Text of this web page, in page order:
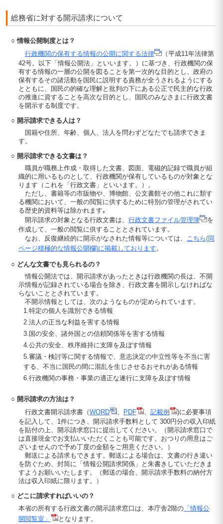
総務省に対する開示請求について
○ 情報公開制度とは？
行政機関の保有する情報の公開に関する法律
（平成11年法律第
42号。以下「情報公開法」といいます。）に基づき、行政機関の保
有する情報の一層の公開を図ることを第一次的な目的とし、政府の
保有するその諸活動を国民に説明する責務が全うされるようにする
とともに、国民の的確な理解と批判の下にある公正で民主的な行政
の推進に資することを高次な目的とし、国民のみなさまに行政文書
を開示する制度です。
○ 開示請求できる人は？
国籍や住所、年齢、個人、法人を問わずどなたでも請求できま
す。
○ 開示請求できる文書は？
職員が職務上作成・取得した文書、図面、電磁的記録で職員が組
織的に用いるものとして、行政機関が保有しているものが対象とな
ります（これを「行政文書」といいます。）。
ただし、書籍等の市販物や、博物館、公文書館その他これに類す
る機関において、一般の閲覧に供するために特別の管理がされてい
る歴史的資料等は除かれます｡
開示請求の対象となる行政文書は、 行政文書ファイル管理簿
を
作成して、一般の閲覧に供することとされています。
なお、反復継続的に開示がなされた情報等については、 こちら(同
ページ積極的な情報公開欄)に掲載しております。
○ どんな文書でも見られるの？
情報公開法では、開示請求があったときは行政機関の長は、不開
示情報が記録されている場合を除き、行政文書を開示しなければな
らないこととされています。
不開示情報としては、次のようなものが定められています。
1.特定の個人を識別できる情報
2.法人の正当な利益を害する情報
3.国の安全、諸外国との信頼関係等を害する情報
4.公共の安全、秩序維持に支障を及ぼす情報
5.審議・検討等に関する情報で、意志決定の中立性等を不当に害
する、不当に国民の間に混乱を生じさせるおそれがある情報
6.行政機関の事務・事業の適正な遂行に支障を及ぼす情報
○ 開示請求の方法は？
行政文書開示請求書（WORD 、 PDF 、 記載例
)に必要事項
を記入して、1件につき、開示請求手数料として 300円分の収入印紙
を貼付の上、開示請求窓口に提出してください。（開示請求窓口で
は直接現金でお支払いいただくことも可能です。おつりの用意はご
ざいませんので予め丁度の金額をご用意ください。）
郵送による請求もできます。郵送による場合は、文書の行き違い
を防ぐため、封筒に「情報公開請求関係」と朱書きしていただきま
すようお願いいたします。（郵送の場合、開示請求手数料の納付方
法は収入印紙に限ります。）
○ どこに請求すればいいの？
本省の所有する行政文書の開示請求窓口は、本庁舎2階の「情報公
開閲覧室」
となります。